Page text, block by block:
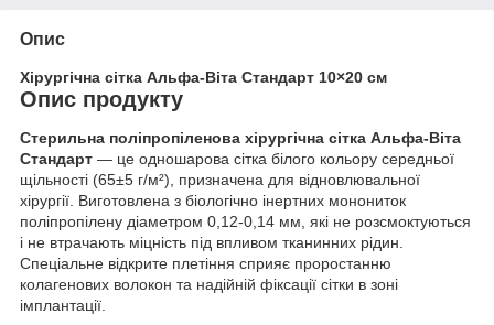
Опис
Хірургічна сітка Альфа-Віта Стандарт 10×20 см
Опис продукту
Стерильна поліпропіленова хірургічна сітка Альфа-Віта
Стандарт — це одношарова сітка білого кольору середньої
щільності (65±5 г/м²), призначена для відновлювальної
хірургії. Виготовлена з біологічно інертних монониток
поліпропілену діаметром 0,12-0,14 мм, які не розсмоктуються
і не втрачають міцність під впливом тканинних рідин.
Спеціальне відкрите плетіння сприяє проростанню
колагенових волокон та надійній фіксації сітки в зоні
імплантації.